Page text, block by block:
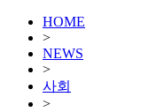
HOME
>
NEWS
>
사회
>